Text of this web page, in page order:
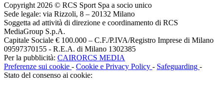
Copyright 2026 © RCS Sport Spa a socio unico
Sede legale: via Rizzoli, 8 – 20132 Milano
Soggetta ad attività di direzione e coordinamento di RCS
MediaGroup S.p.A.
Capitale Sociale € 100.000 – C.F./P.IVA/Registro Imprese di Milano
09597370155 - R.E.A. di Milano 1302385
Per la pubblicità: CAIRORCS MEDIA
Preferenze sui cookie - Cookie e Privacy Policy - Safeguarding -
Stato del consenso ai cookie: